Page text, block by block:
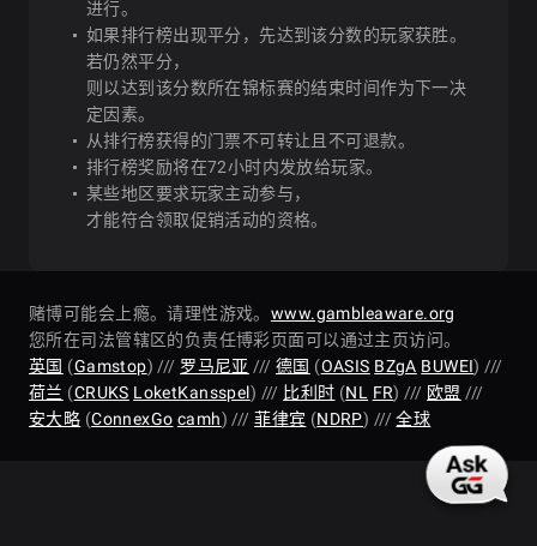
2026-
05-03
Sunday
Asia
[Mystery
2026-
05-03
13:00
$2,625
Sunday
Monster
Stack
$2,625
$250
进行。
如果排行榜出现平分，先达到该分数的玩家获胜。
若仍然平分，
则以达到该分数所在锦标赛的结束时间作为下一决
定因素。
从排行榜获得的门票不可转让且不可退款。
排行榜奖励将在72小时内发放给玩家。
某些地区要求玩家主动参与，
才能符合领取促销活动的资格。
赌博可能会上瘾。请理性游戏。 www.gambleaware.org
您所在司法管辖区的负责任博彩页面可以通过主页访问。
英国 (Gamstop) /// 罗马尼亚 /// 德国 (OASIS BZgA BUWEI) ///
荷兰 (CRUKS LoketKansspel) /// 比利时 (NL FR) /// 欧盟 ///
安大略 (ConnexGo camh) ///菲律宾 (NDRP) ///全球